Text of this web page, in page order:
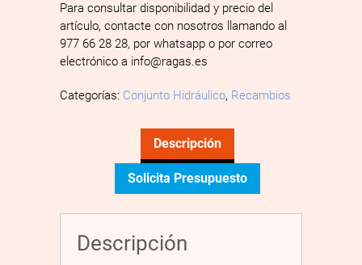
Para consultar disponibilidad y precio del
artículo, contacte con nosotros llamando al
977 66 28 28, por whatsapp o por correo
electrónico a info@ragas.es
Categorías: Conjunto Hidráulico, Recambios
Descripción
Solicita Presupuesto
Descripción